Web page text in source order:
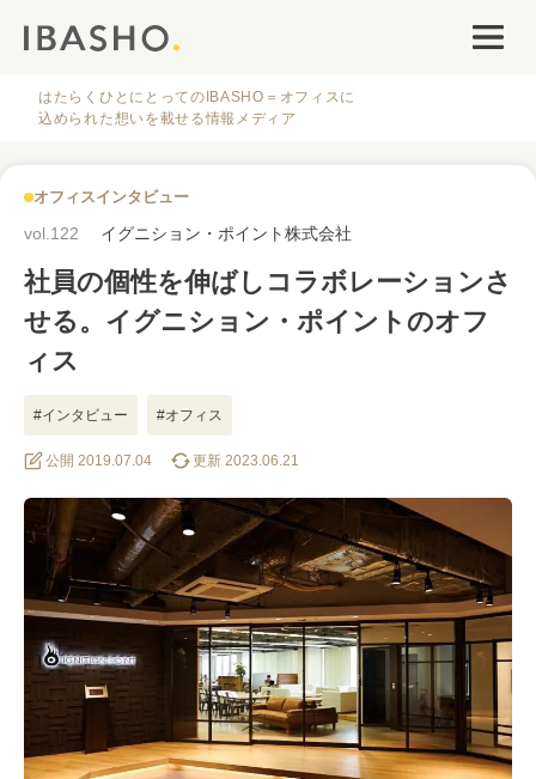
ファシリティナレッジ
IBASHOについて
人気のタグ
#働き方 #特集 #レイアウト #オフィス移転 #その他
#キャリア #ノウハウ #内装 #おしゃれオフィス #メリット
#こだわりオフィス #コスト #コミュニケーション
#ブランディング
はたらくひとにとってのIBASHO＝オフィスに
込められた想いを載せる情報メディア
オフィスインタビュー
vol.122 イグニション・ポイント株式会社
社員の個性を伸ばしコラボレーションさ
せる。イグニション・ポイントのオフ
ィス
#インタビュー #オフィス
公開 2019.07.04 更新 2023.06.21